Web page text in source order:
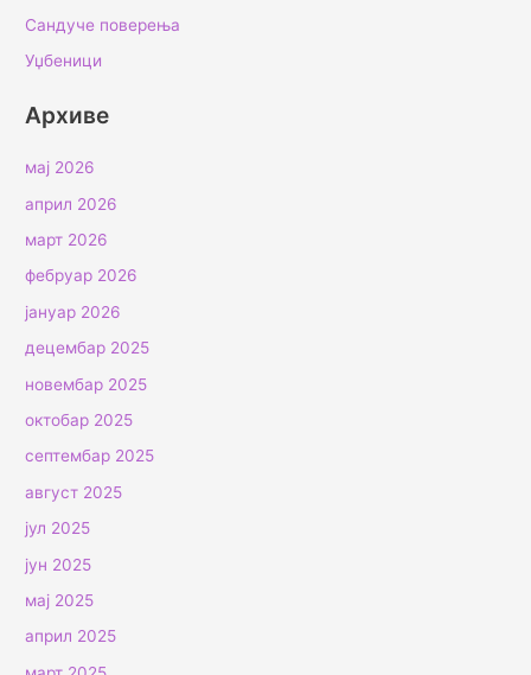
Сандуче поверења
Уџбеници
Архиве
мај 2026
април 2026
март 2026
фебруар 2026
јануар 2026
децембар 2025
новембар 2025
октобар 2025
септембар 2025
август 2025
јул 2025
јун 2025
мај 2025
април 2025